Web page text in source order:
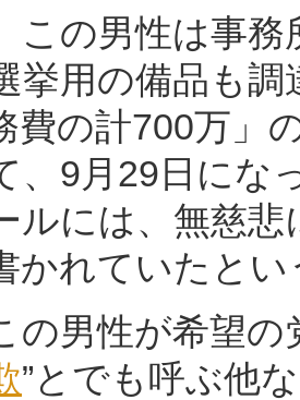
の男性は事務
挙用の備品も
費の計700万」
、9月29日にな
ルには、無慈
かれていたとい
男性が希望の
”とでも呼ぶ他